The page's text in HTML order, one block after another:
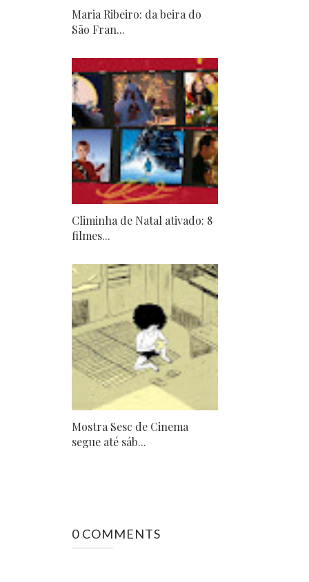
Maria Ribeiro: da beira do
São Fran...
Climinha de Natal ativado: 8
filmes...
Mostra Sesc de Cinema
segue até sáb...
0 COMMENTS